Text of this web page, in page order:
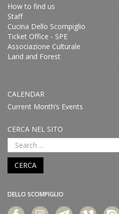
How to find us
Staff
Cucina Dello Scompiglio
Ticket Office - SPE
Associazione Culturale
Land and Forest
CALENDAR
Current Month’s Events
CERCA NEL SITO
CERCA
DELLO SCOMPIGLIO